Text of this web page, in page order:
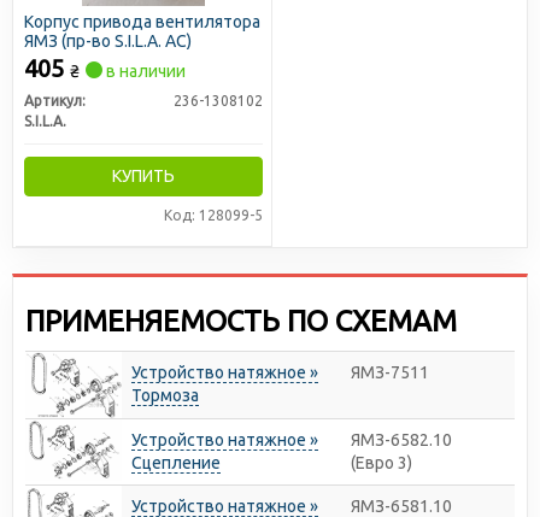
Корпус привода вентилятора
ЯМЗ (пр-во S.I.L.A. AC)
405 ₴ в наличии
Артикул:
236-1308102
S.I.L.A.
КУПИТЬ
Код: 128099-5
ПРИМЕНЯЕМОСТЬ ПО СХЕМАМ
Устройство натяжное »
Тормоза
ЯМЗ-7511
Устройство натяжное »
Сцепление
ЯМЗ-6582.10
(Евро 3)
Устройство натяжное »
ЯМЗ-6581.10